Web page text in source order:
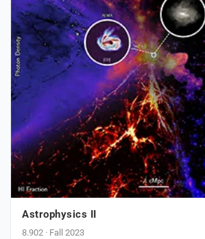
Astrophysics II
8.902 · Fall 2023